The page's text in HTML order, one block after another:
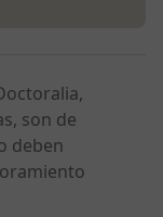
son de
deben